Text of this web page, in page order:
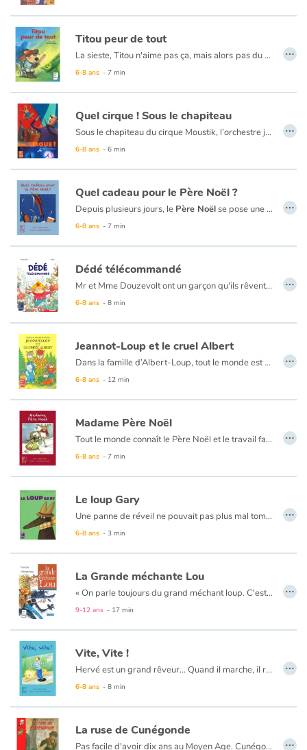
Titou peur de tout
La sieste, Titou n'aime pas ça, mais alors pas du tout. Si bien qu'au moindre bruit... Titou se relève, et part combattre les monstres. Car, tout le monde le sait, les maisons en regorgent !
6-8 ans - 7 min
…
Quel cirque ! Sous le chapiteau
Sous le chapiteau du cirque Moustik, l’orchestre joue un air plein d’entrain. Les enfants frappent dans leurs mains. Ca va commencer…
6-8 ans - 6 min
…
Quel cadeau pour le Père Noël ?
Depuis plusieurs jours, le Père Noëlse pose une question qui le perturbe... Pourquoi, lui qui distribue des cadeaux à tous les enfants du monde, n'a jamais reçu le moindre cadeau ? Père Noël aimerait bien avoir la réponse à cette question...
6-8 ans - 7 min
…
Dédé télécommandé
Mr et Mme Douzevolt ont un garçon qu'ils rêvent de voir devenir beau et intelligent. Mais Dédé ne fait que des bêtises, alors pour remédier à cela, son père met au point une télécommande pour contrôler son fils...
6-8 ans - 8 min
…
Jeannot-Loup et le cruel Albert
Dans la famille d’Albert-Loup, tout le monde est cruel. Il faut sans cesse se muscler, s’aiguiser les crocs, chasser. Mais un jour naît le petit Jeannot-Loup. « Un loup blanc ? Pouah ! c’est salissant ! » pense le père. « Un loup aux yeux verts ? Pouah ! A quoi ça sert ? » pense la mère. En plus, ce petit loupiot-là n’est pas un méchant. Il aime les fleurs et les oreillers tout doux sur lesquels il fait si bon se reposer. Le cruel Albert va-t-il accepter un louveteau si délicat ?
6-8 ans - 12 min
…
Madame Père Noël
Tout le monde connaît le Père Noël et le travail fantastique qu'il accomplit chaque année, en livrant les cadeaux de tous les gentils enfants... Mais ce que l'on sait moins, c'est que Madame Père Noël est elle aussi très importante !
6-8 ans - 7 min
…
Le loup Gary
Une panne de réveil ne pouvait pas plus mal tomber pour Gary. Le loup a tellement de choses à faire, ce lundi ! Vite, il sort de sa tanière. Il a une question à poser. Mais encore faut-il qu'on le laisse parler !
6-8 ans - 3 min
…
La Grande méchante Lou
« On parle toujours du grand méchant loup. C'est bien gentil, mais moi, j'ai à vous parler de quelqu'un de bien plus méchant que le grand méchant loup... »
Et si Etienne vous dit que Lou Duclou est une vraie teigne, vous pouvez le croire : il est bien placé pour le savoir puisque cette horrible demoiselle a transformé sa classe en un véritable champ de bataille.
9-12 ans - 17 min
…
Vite, Vite !
Hervé est un grand rêveur... Quand il marche, il rêve que ses chaussures sont deux voitures noires qui font la course sur le trottoir. Quand il s’assied dans l’herbe, il rêve qu’il est assis sur la tête d’un géant aux cheveux verts. Mais les grandes personnes sont toujours pressées et elles se demandent bien pourquoi Hervé passe son temps à rêver !
6-8 ans - 8 min
…
La ruse de Cunégonde
Pas facile d'avoir dix ans au Moyen Age. Cunégonde en sait quelque chose : la vie est difficile dans la pauvre cabane qu'elle partage avec son père bûcheron, sa mère et ses six frères et sœurs... Mais, pire encore : pour avoir chassé un marcassin sur les terres du redoutable seigneur de Martemort, le père de Cunégonde est arrêté... Pour Cunégonde la débrouillarde, c'est le début d'un formidable combat. Il n'y a pas d'âge, ni d'époque pour réclamer la justice ! …